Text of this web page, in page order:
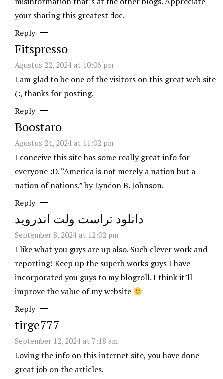
your sharing this greatest doc.
Reply
Fitspresso
Agustus 22, 2024 at 10:06 pm
I am glad to be one of the visitors on this great web site
(:, thanks for posting.
Reply
Boostaro
Agustus 24, 2024 at 11:02 pm
I conceive this site has some really great info for
everyone :D. “America is not merely a nation but a
nation of nations.” by Lyndon B. Johnson.
Reply
دانلود تراست ولت اندروید
September 8, 2024 at 12:02 pm
I like what you guys are up also. Such clever work and
reporting! Keep up the superb works guys I have
incorporated you guys to my blogroll. I think it’ll
improve the value of my website
Reply
tirge777
September 12, 2024 at 7:18 am
Loving the info on this internet site, you have done
great job on the articles.